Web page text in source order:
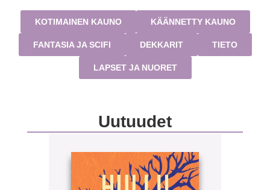
KOTIMAINEN KAUNO KÄÄNNETTY KAUNO
FANTASIA JA SCIFI DEKKARIT TIETO
LAPSET JA NUORET
Uutuudet